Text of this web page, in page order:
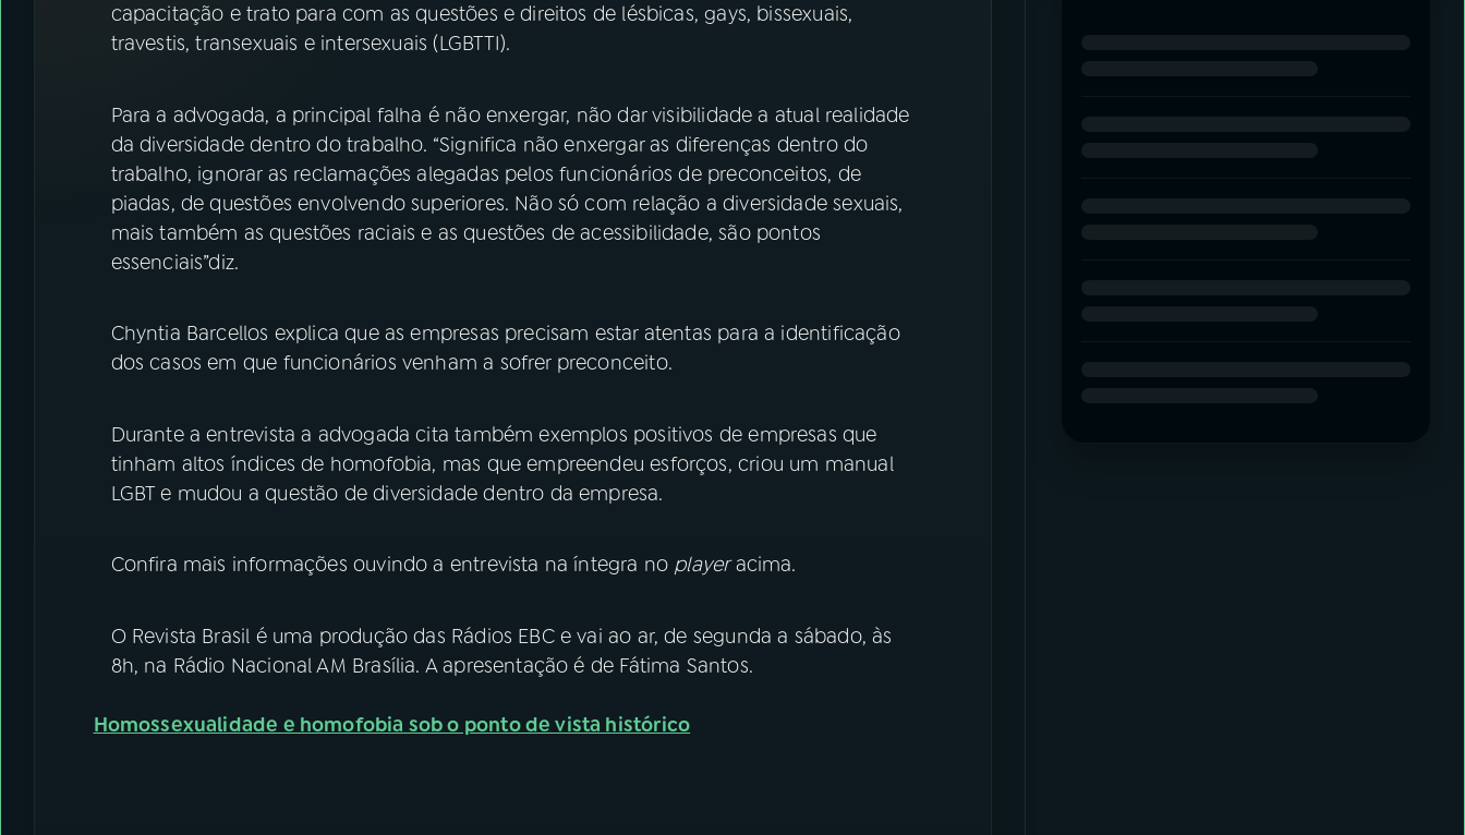
Instagram X
capacitação e trato para com as questões e direitos de lésbicas, gays, bissexuais,
travestis, transexuais e intersexuais (LGBTTI).
Para a advogada, a principal falha é não enxergar, não dar visibilidade a atual realidade
da diversidade dentro do trabalho. “Significa não enxergar as diferenças dentro do
trabalho, ignorar as reclamações alegadas pelos funcionários de preconceitos, de
piadas, de questões envolvendo superiores. Não só com relação a diversidade sexuais,
mais também as questões raciais e as questões de acessibilidade, são pontos
essenciais”diz.
Chyntia Barcellos explica que as empresas precisam estar atentas para a identificação
dos casos em que funcionários venham a sofrer preconceito.
Durante a entrevista a advogada cita também exemplos positivos de empresas que
tinham altos índices de homofobia, mas que empreendeu esforços, criou um manual
LGBT e mudou a questão de diversidade dentro da empresa.
Confira mais informações ouvindo a entrevista na íntegra no playeracima.
O Revista Brasil é uma produção das Rádios EBC e vai ao ar, de segunda a sábado, às
8h, na Rádio Nacional AM Brasília. A apresentação é de Fátima Santos.
Homossexualidade e homofobia sob o ponto de vista histórico